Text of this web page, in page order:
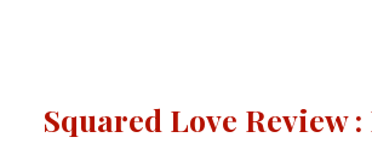
Squared Love Review :